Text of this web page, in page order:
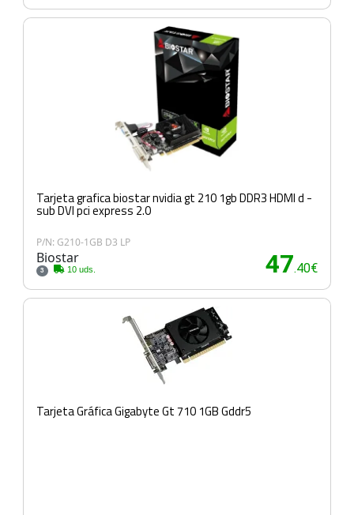
Tarjeta grafica biostar nvidia gt 210 1gb DDR3 HDMI d -
sub DVI pci express 2.0
P/N: G210-1GB D3 LP
Biostar
3 10 uds. 47.40€
Tarjeta Gráfica Gigabyte Gt 710 1GB Gddr5